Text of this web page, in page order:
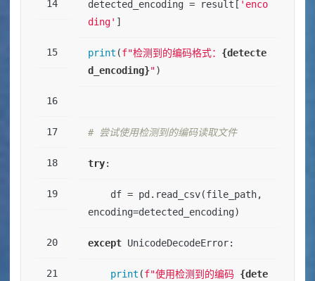
detected_encoding = result[ 'enco
ding' ]
print (f"检测到的编码格式： {detecte
d_encoding}")
# 尝试使用检测到的编码读取文件
try:
encoding=detected_encoding)
except UnicodeDecodeError:
print (f"使用检测到的编码 {dete